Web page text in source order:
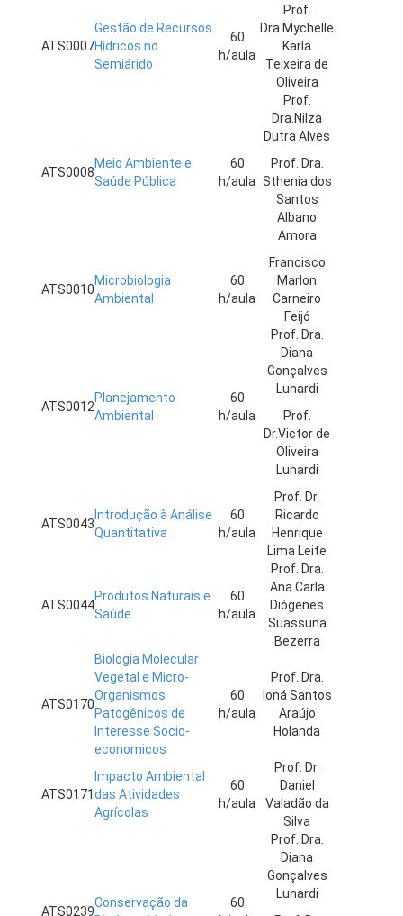
ATS0007
Gestão de Recursos
Hídricos no
Semiárido
60
h/aula
Prof.
Dra.Mychelle
Karla
Teixeira de
Oliveira
ATS0008
Meio Ambiente e
Saúde Pública
60
h/aula
Prof.
Dra.Nilza
Dutra Alves
Prof. Dra.
Sthenia dos
Santos
Albano
Amora
ATS0010
Microbiologia
Ambiental
60
h/aula
Francisco
Marlon
Carneiro
Feijó
ATS0012
Planejamento
Ambiental
60
h/aula
Prof. Dra.
Diana
Gonçalves
Lunardi
Prof.
Dr.Victor de
Oliveira
Lunardi
ATS0043
Introdução à Análise
Quantitativa
60
h/aula
Prof. Dr.
Ricardo
Henrique
Lima Leite
ATS0044
Produtos Naturais e
Saúde
60
h/aula
Prof. Dra.
Ana Carla
Diógenes
Suassuna
Bezerra
ATS0170
Biologia Molecular
Vegetal e Micro-
Organismos
Patogênicos de
Interesse Socio-
economicos
60
h/aula
Prof. Dra.
Ioná Santos
Araújo
Holanda
ATS0171
Impacto Ambiental
das Atividades
Agrícolas
60
h/aula
Prof. Dr.
Daniel
Valadão da
Silva
ATS0239
Conservação da
60
Prof. Dra.
Diana
Gonçalves
Lunardi